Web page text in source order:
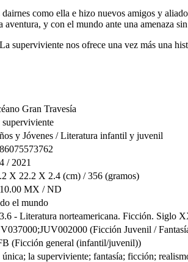
como ella e hizo nuevos amigos y
aventura, y con el mundo ante una amenaza
superviviente nos ofrece una vez más una
Gran Travesía
superviviente
y Jóvenes / Literatura infantil y juvenil
/ 2021
X 22.2 X 2.4 (cm) / 356 (gramos)
MX / ND
el mundo
- Literatura norteamericana. Ficción. Siglo
(Ficción Juvenil /
(Ficción general (infantil/juvenil))
única; la superviviente; fantasía; ficción;